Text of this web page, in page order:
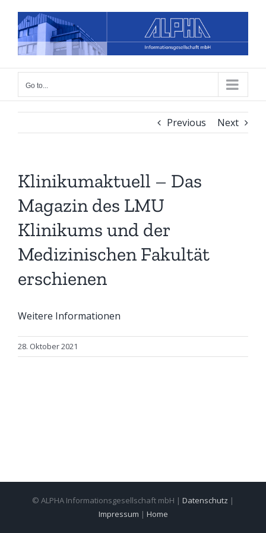
content
Go to...
Previous Next
Klinikumaktuell – Das
Magazin des LMU
Klinikums und der
Medizinischen Fakultät
erschienen
Weitere Informationen
28. Oktober 2021
© ALPHA Informationsgesellschaft mbH | Datenschutz |
Impressum | Home